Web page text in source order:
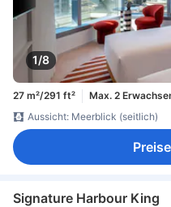
1/8
27 m²/291 ft² Max. 2
Aussicht: Meerblick (seitlich)
Signature Harbour King